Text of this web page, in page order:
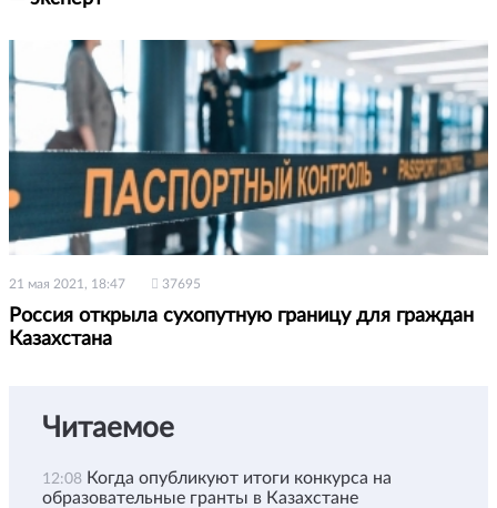
21 мая 2021, 18:47 37695
Россия открыла сухопутную границу для граждан
Казахстана
Читаемое
12:08 Когда опубликуют итоги конкурса на
образовательные гранты в Казахстане